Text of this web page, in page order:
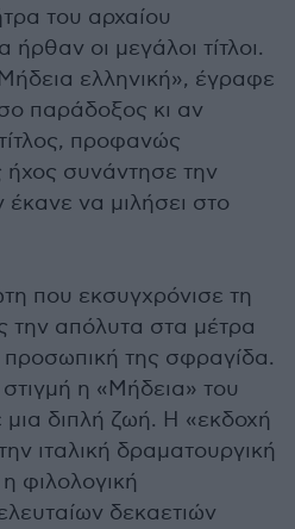
του αρχαίου
οι μεγάλοι τίτλοι.
ελληνική», έγραφε
παράδοξος κι αν
προφανώς
ήχος συνάντησε την
να μιλήσει στο
που εκσυγχρόνισε τη
την απόλυτα στα μέτρα
προσωπική της σφραγίδα.
η «Μήδεια» του
μια διπλή ζωή. Η «εκδοχή
ιταλική δραματουργική
φιλολογική
δεκαετιών